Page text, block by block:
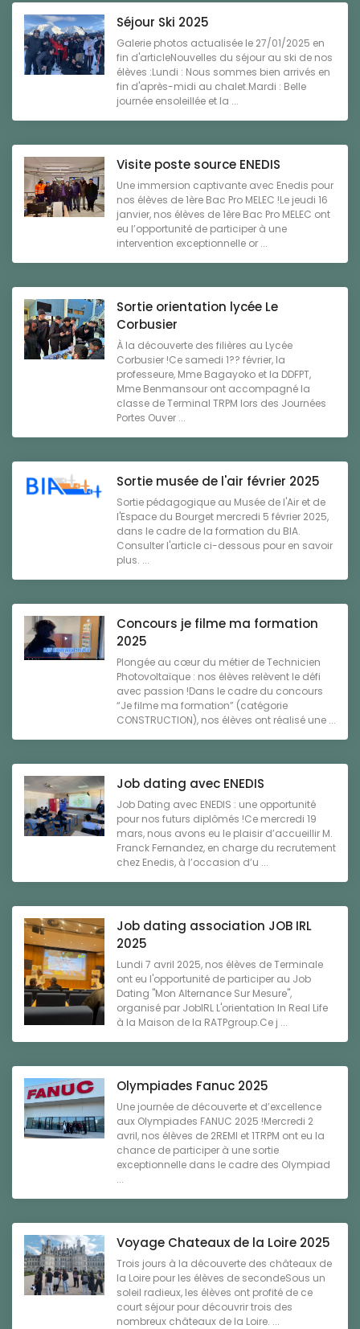
Séjour Ski 2025
Galerie photos actualisée le 27/01/2025 en
fin d'articleNouvelles du séjour au ski de nos
élèves :Lundi : Nous sommes bien arrivés en
fin d'après-midi au chalet.Mardi : Belle
journée ensoleillée et la ...
Visite poste source ENEDIS
Une immersion captivante avec Enedis pour
nos élèves de 1ère Bac Pro MELEC !Le jeudi 16
janvier, nos élèves de 1ère Bac Pro MELEC ont
eu l’opportunité de participer à une
intervention exceptionnelle or ...
Sortie orientation lycée Le
Corbusier
À la découverte des filières au Lycée
Corbusier !Ce samedi 1?? février, la
professeure, Mme Bagayoko et la DDFPT,
Mme Benmansour ont accompagné la
classe de Terminal TRPM lors des Journées
Portes Ouver ...
Sortie musée de l'air février 2025
Sortie pédagogique au Musée de l'Air et de
l'Espace du Bourget mercredi 5 février 2025,
dans le cadre de la formation du BIA.
Consulter l'article ci-dessous pour en savoir
plus. ...
Concours je filme ma formation
2025
Plongée au cœur du métier de Technicien
Photovoltaïque : nos élèves relèvent le défi
avec passion !Dans le cadre du concours
“Je filme ma formation” (catégorie
CONSTRUCTION), nos élèves ont réalisé une ...
Job dating avec ENEDIS
Job Dating avec ENEDIS : une opportunité
pour nos futurs diplômés !Ce mercredi 19
mars, nous avons eu le plaisir d’accueillir M.
Franck Fernandez, en charge du recrutement
chez Enedis, à l’occasion d’u ...
Job dating association JOB IRL
2025
Lundi 7 avril 2025, nos élèves de Terminale
ont eu l'opportunité de participer au Job
Dating "Mon Alternance Sur Mesure",
organisé par JobIRL L'orientation In Real Life
à la Maison de la RATPgroup.Ce j ...
Olympiades Fanuc 2025
Une journée de découverte et d’excellence
aux Olympiades FANUC 2025 !Mercredi 2
avril, nos élèves de 2REMI et 1TRPM ont eu la
chance de participer à une sortie
exceptionnelle dans le cadre des Olympiad
...
Voyage Chateaux de la Loire 2025
Trois jours à la découverte des châteaux de
la Loire pour les élèves de secondeSous un
soleil radieux, les élèves ont profité de ce
court séjour pour découvrir trois des
nombreux châteaux de la Loire. ...